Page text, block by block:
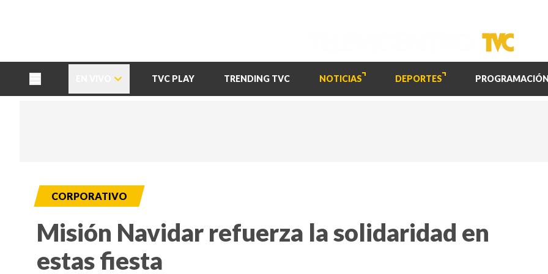
TVC PLAY TRENDING TVC NOTICIAS DEPORTES PROGRAMACIÓN
CORPORATIVO
Misión Navidar refuerza la solidaridad en
estas fiesta